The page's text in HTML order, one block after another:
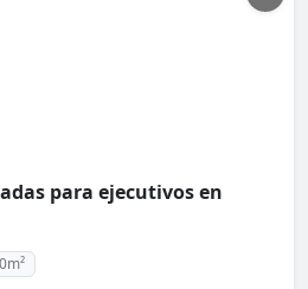
para ejecutivos en